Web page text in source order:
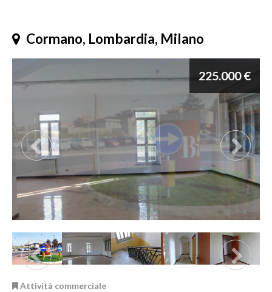
Cormano, Lombardia, Milano
225.000 €
Attività commerciale